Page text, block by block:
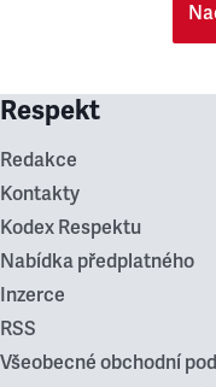
Respekt
Redakce
Kontakty
Kodex Respektu
Nabídka předplatného
Inzerce
RSS
Všeobecné obchodní